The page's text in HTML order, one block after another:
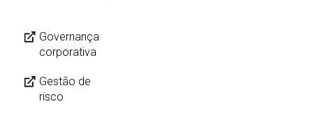
Governança
corporativa
Gestão de
risco